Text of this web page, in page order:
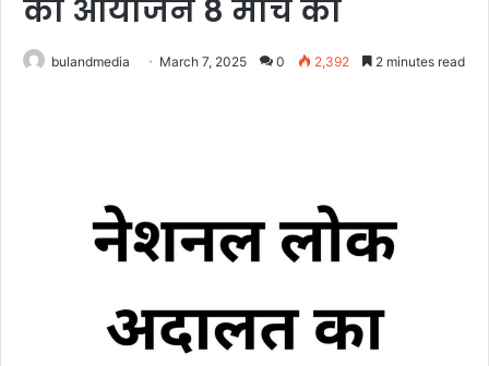
का आयोजन 8 मार्च को
bulandmedia March 7, 2025 0 2,392 2 minutes read